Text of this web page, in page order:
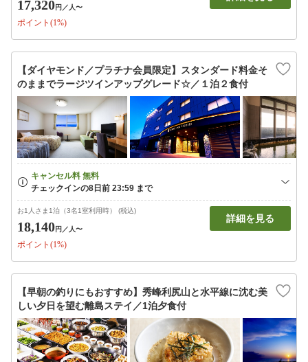
17,320円 ／人〜
ポイント(1%)
【ダイヤモンド／プラチナ会員限定】スタンダード料金そ
のままでラージツインアップグレード☆／１泊２食付
お1人さま1泊（3名1室利用時） (税込)
18,140円 ／人〜
ポイント(1%)
詳細を見る
【早朝の釣りにもおすすめ】秀峰利尻山と水平線に沈む美
しい夕日を望む離島ステイ／1泊夕食付